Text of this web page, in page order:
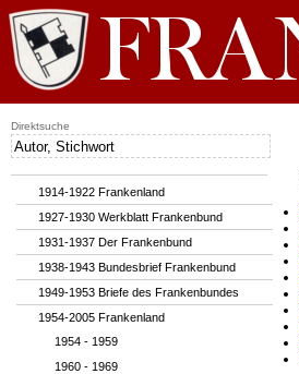
1914-1922 Frankenland
1927-1930 Werkblatt Frankenbund
1931-1937 Der Frankenbund
1938-1943 Bundesbrief Frankenbund
1949-1953 Briefe des Frankenbundes
1954-2005 Frankenland
1954 - 1959
1960 - 1969
Direktsuche